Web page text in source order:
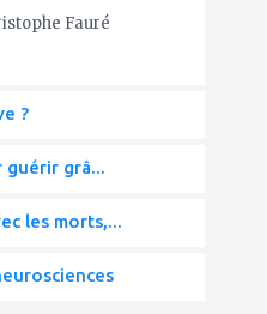
Fauré
?
guérir grâ...
les morts,...